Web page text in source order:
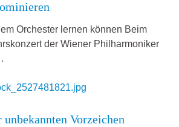
Orchester lernen können Beim
der Wiener Philharmoniker
Vorzeichen